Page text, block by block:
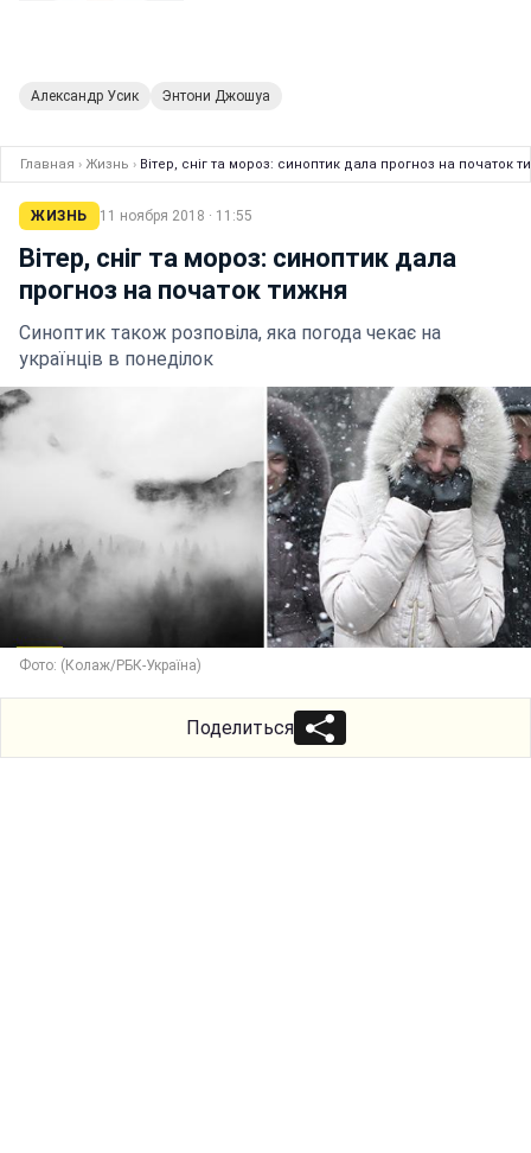
Александр Усик Энтони Джошуа
Главная › Жизнь › Вітер, сніг та мороз: синоптик дала прогноз на початок
ЖИЗНЬ 11 ноября 2018 · 11:55
Вітер, сніг та мороз: синоптик дала
прогноз на початок тижня
Синоптик також розповіла, яка погода чекає на
українців в понеділок
Фото: (Колаж/РБК-Україна)
Поделиться